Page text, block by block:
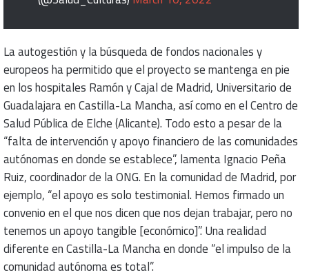
La autogestión y la búsqueda de fondos nacionales y
europeos ha permitido que el proyecto se mantenga en pie
en los hospitales Ramón y Cajal de Madrid, Universitario de
Guadalajara en Castilla-La Mancha, así como en el Centro de
Salud Pública de Elche (Alicante). Todo esto a pesar de la
“falta de intervención y apoyo financiero de las comunidades
autónomas en donde se establece”, lamenta Ignacio Peña
Ruiz, coordinador de la ONG. En la comunidad de Madrid, por
ejemplo, “el apoyo es solo testimonial. Hemos firmado un
convenio en el que nos dicen que nos dejan trabajar, pero no
tenemos un apoyo tangible [económico]”. Una realidad
diferente en Castilla-La Mancha en donde “el impulso de la
comunidad autónoma es total”.